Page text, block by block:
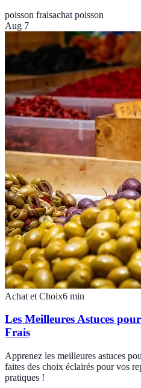
poisson fraisachat poisson
Aug 7
Achat et Choix6 min
Les Meilleures Astuces
Frais
Apprenez les meilleures astuces
faites des choix éclairés pour vos
pratiques !